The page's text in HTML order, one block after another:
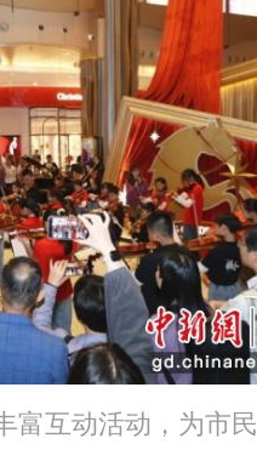
富互动活动，为市